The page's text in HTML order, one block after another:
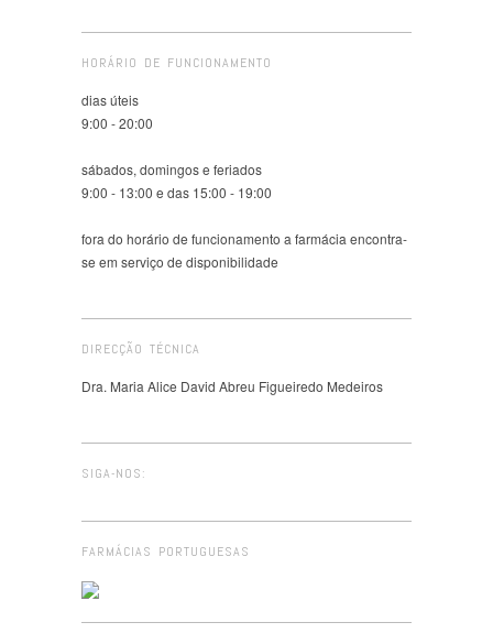
HORÁRIO DE FUNCIONAMENTO
dias úteis
9:00 - 20:00
sábados, domingos e feriados
9:00 - 13:00 e das 15:00 - 19:00
fora do horário de funcionamento a farmácia encontra-
se em serviço de disponibilidade
DIRECÇÃO TÉCNICA
Dra. Maria Alice David Abreu Figueiredo Medeiros
SIGA-NOS:
FARMÁCIAS PORTUGUESAS